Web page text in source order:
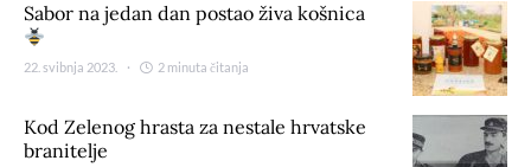
Sabor na jedan dan postao živa košnica
22. svibnja 2023. 2 minuta čitanja
Kod Zelenog hrasta za nestale hrvatske
branitelje